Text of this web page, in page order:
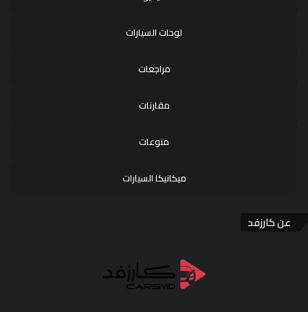
لوحات السيارات
مراجعات
مقارنات
منوعات
ميكانيكا السيارات
عن كارزفد